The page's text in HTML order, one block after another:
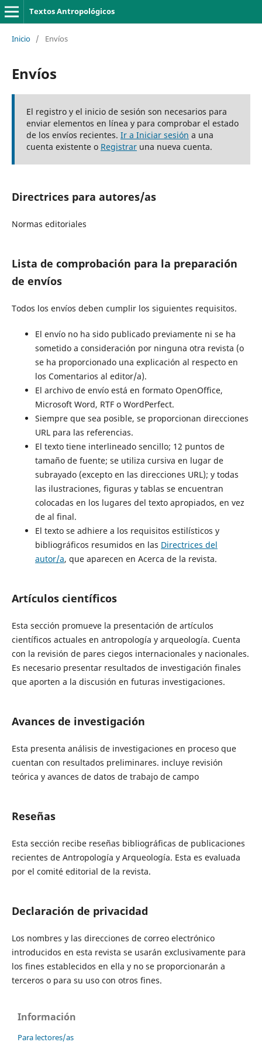
Textos Antropológicos
Inicio / Envíos
Envíos
El registro y el inicio de sesión son necesarios para
enviar elementos en línea y para comprobar el estado
de los envíos recientes. Ir a Iniciar sesión a una
cuenta existente o Registraruna nueva cuenta.
Directrices para autores/as
Normas editoriales
Lista de comprobación para la preparación
de envíos
Todos los envíos deben cumplir los siguientes requisitos.
El envío no ha sido publicado previamente ni se ha
sometido a consideración por ninguna otra revista (o
se ha proporcionado una explicación al respecto en
los Comentarios al editor/a).
El archivo de envío está en formato OpenOffice,
Microsoft Word, RTF o WordPerfect.
Siempre que sea posible, se proporcionan direcciones
URL para las referencias.
El texto tiene interlineado sencillo; 12 puntos de
tamaño de fuente; se utiliza cursiva en lugar de
subrayado (excepto en las direcciones URL); y todas
las ilustraciones, figuras y tablas se encuentran
colocadas en los lugares del texto apropiados, en vez
de al final.
El texto se adhiere a los requisitos estilísticos y
bibliográficos resumidos en las Directrices del
autor/a, que aparecen en Acerca de la revista.
Artículos científicos
Esta sección promueve la presentación de artículos
científicos actuales en antropología y arqueología. Cuenta
con la revisión de pares ciegos internacionales y nacionales.
Es necesario presentar resultados de investigación finales
que aporten a la discusión en futuras investigaciones.
Avances de investigación
Esta presenta análisis de investigaciones en proceso que
cuentan con resultados preliminares. incluye revisión
teórica y avances de datos de trabajo de campo
Reseñas
Esta sección recibe reseñas bibliográficas de publicaciones
recientes de Antropología y Arqueología. Esta es evaluada
por el comité editorial de la revista.
Declaración de privacidad
Los nombres y las direcciones de correo electrónico
introducidos en esta revista se usarán exclusivamente para
los fines establecidos en ella y no se proporcionarán a
terceros o para su uso con otros fines.
Información
Para lectores/as